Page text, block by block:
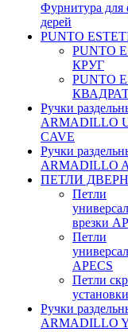
Фурнитура для
дерей
PUNTO
PUNTO
КРУГ
PUNTO
Ручки
ARMADILLO
CAVE
Ручки
ARMADILLO
ПЕТЛИ
Петли
врезки
Петли
APECS
Петли
Ручки
ARMADILLO